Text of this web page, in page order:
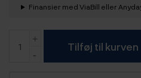
Finansier med ViaBill eller
Tilføj til kurven